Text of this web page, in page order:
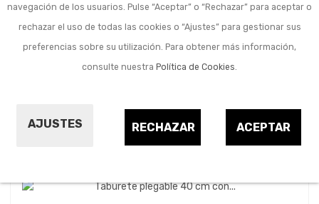
navegación de los usuarios. Pulse “Aceptar” o “Rechazar” para aceptar o
rechazar el uso de todas las cookies o “Ajustes” para gestionar sus
preferencias sobre su utilización. Para obtener más información,
consulte nuestra Política de Cookies.
AJUSTES ACEPTAR
RECHAZAR
Taburetes y otras
plataformas domésticas
Ordenar por: 24